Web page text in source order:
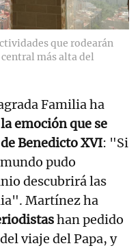
que rodearán
más alta del
Familia ha
emoción que se
Benedicto XVI: "Si
pudo
descubrirá las
Martínez ha
han pedido
viaje del Papa, y